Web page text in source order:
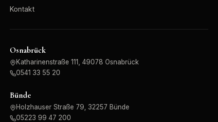
Kontakt
Osnabrück
Katharinenstraße 111, 49078 Osnabrück
0541 33 55 20
Bünde
Holzhauser Straße 79, 32257 Bünde
05223 99 47 200